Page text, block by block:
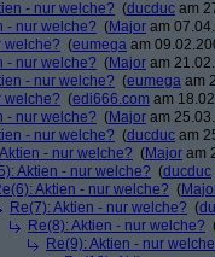
- nur welche? (ducduc am
- nur welche? (Major am
welche? (eumega am
- nur welche? (Major am
- nur welche? (eumega am
welche? (edi666.com am
- nur welche? (Major am
- nur welche? (ducduc am
- nur welche? (Major am
Aktien - nur welche? (ducduc
Aktien - nur welche? (
Re(7): Aktien - nur welche? (
Re(8): Aktien - nur welche?
Re(9): Aktien - nur